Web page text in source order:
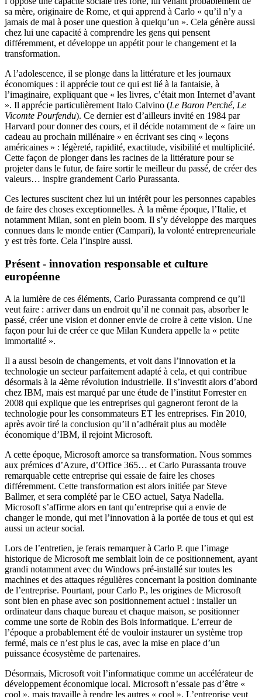
sa mère, originaire de Rome, et qui apprend à Carlo « qu’il n’y a
jamais de mal à poser une question à quelqu’un ». Cela génère aussi
chez lui une capacité à comprendre les gens qui pensent
différemment, et développe un appétit pour le changement et la
transformation.
A l’adolescence, il se plonge dans la littérature et les journaux
économiques : il apprécie tout ce qui est lié à la fantaisie, à
l’imaginaire, expliquant que « les livres, c’était mon Internet d’avant
». Il apprécie particulièrement Italo Calvino (Le Baron Perché, Le
Vicomte Pourfendu). Ce dernier est d’ailleurs invité en 1984 par
Harvard pour donner des cours, et il décide notamment de « faire un
cadeau au prochain millénaire » en écrivant ses cinq « leçons
américaines » : légèreté, rapidité, exactitude, visibilité et multiplicité.
Cette façon de plonger dans les racines de la littérature pour se
projeter dans le futur, de faire sortir le meilleur du passé, de créer des
valeurs… inspire grandement Carlo Purassanta.
Ces lectures suscitent chez lui un intérêt pour les personnes capables
de faire des choses exceptionnelles. À la même époque, l’Italie, et
notamment Milan, sont en plein boom. Il s’y développe des marques
connues dans le monde entier (Campari), la volonté entrepreneuriale
y est très forte. Cela l’inspire aussi.
Présent - innovation responsable et culture
européenne
A la lumière de ces éléments, Carlo Purassanta comprend ce qu’il
veut faire : arriver dans un endroit qu’il ne connait pas, absorber le
passé, créer une vision et donner envie de croire à cette vision. Une
façon pour lui de créer ce que Milan Kundera appelle la « petite
immortalité ».
Il a aussi besoin de changements, et voit dans l’innovation et la
technologie un secteur parfaitement adapté à cela, et qui contribue
désormais à la 4ème révolution industrielle. Il s’investit alors d’abord
chez IBM, mais est marqué par une étude de l’institut Forrester en
2008 qui explique que les entreprises qui gagneront feront de la
technologie pour les consommateurs ET les entreprises. Fin 2010,
après avoir tiré la conclusion qu’il n’adhérait plus au modèle
économique d’IBM, il rejoint Microsoft.
A cette époque, Microsoft amorce sa transformation. Nous sommes
aux prémices d’Azure, d’Office 365… et Carlo Purassanta trouve
remarquable cette entreprise qui essaie de faire les choses
différemment. Cette transformation est alors initiée par Steve
Ballmer, et sera complété par le CEO actuel, Satya Nadella.
Microsoft s’affirme alors en tant qu’entreprise qui a envie de
changer le monde, qui met l’innovation à la portée de tous et qui est
aussi un acteur social.
Lors de l’entretien, je ferais remarquer à Carlo P. que l’image
historique de Microsoft me semblait loin de ce positionnement, ayant
grandi notamment avec du Windows pré-installé sur toutes les
machines et des attaques régulières concernant la position dominante
de l’entreprise. Pourtant, pour Carlo P., les origines de Microsoft
sont bien en phase avec son positionnement actuel : installer un
ordinateur dans chaque bureau et chaque maison, se positionner
comme une sorte de Robin des Bois informatique. L’erreur de
l’époque a probablement été de vouloir instaurer un système trop
fermé, mais ce n’est plus le cas, avec la mise en place d’un
puissance écosystème de partenaires.
Désormais, Microsoft voit l’informatique comme un accélérateur de
développement économique local. Microsoft n’essaie pas d’être «
cool », mais travaille à rendre les autres « cool ». L’entreprise veut